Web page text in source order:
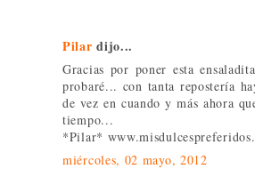
Pilar dijo...
Gracias por poner esta
probaré... con tanta repostería
de vez en cuando y más ahora
tiempo...
*Pilar*
miércoles, 02 mayo, 2012